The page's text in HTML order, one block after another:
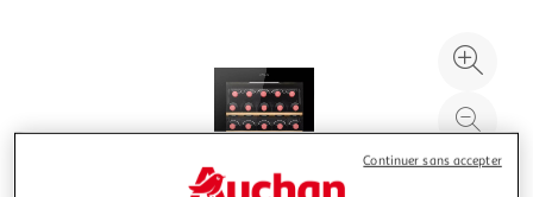
à
à
Continuer sans accepter